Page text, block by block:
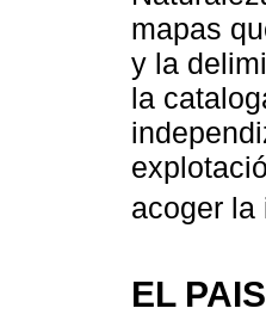
mapas
y la
la
acoger la
EL